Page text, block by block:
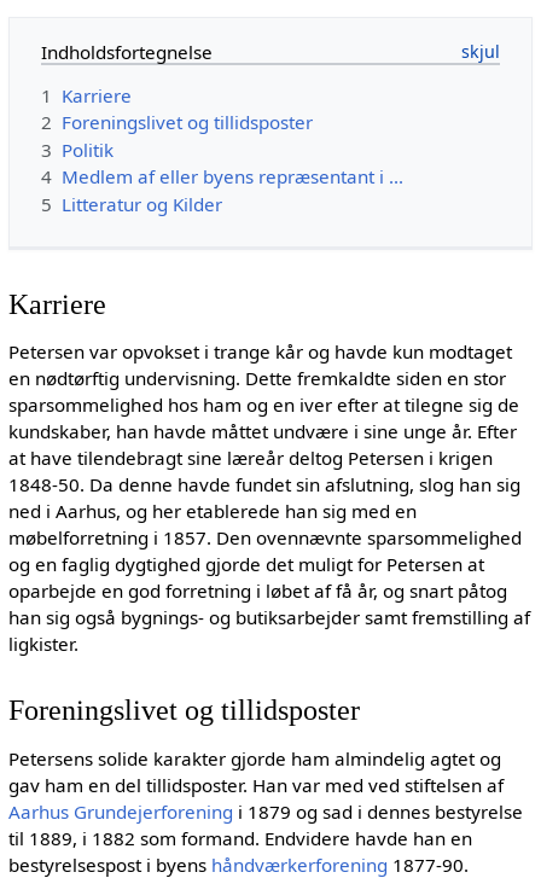
Indholdsfortegnelse
1 Karriere
2 Foreningslivet og tillidsposter
3 Politik
4 Medlem af eller byens repræsentant i ...
5 Litteratur og Kilder
Karriere
Petersen var opvokset i trange kår og havde kun modtaget
en nødtørftig undervisning. Dette fremkaldte siden en stor
sparsommelighed hos ham og en iver efter at tilegne sig de
kundskaber, han havde måttet undvære i sine unge år. Efter
at have tilendebragt sine læreår deltog Petersen i krigen
1848-50. Da denne havde fundet sin afslutning, slog han sig
ned i Aarhus, og her etablerede han sig med en
møbelforretning i 1857. Den ovennævnte sparsommelighed
og en faglig dygtighed gjorde det muligt for Petersen at
oparbejde en god forretning i løbet af få år, og snart påtog
han sig også bygnings- og butiksarbejder samt fremstilling af
ligkister.
Foreningslivet og tillidsposter
Petersens solide karakter gjorde ham almindelig agtet og
gav ham en del tillidsposter. Han var med ved stiftelsen af
Aarhus Grundejerforening i 1879 og sad i dennes bestyrelse
til 1889, i 1882 som formand. Endvidere havde han en
bestyrelsespost i byens håndværkerforening 1877-90.